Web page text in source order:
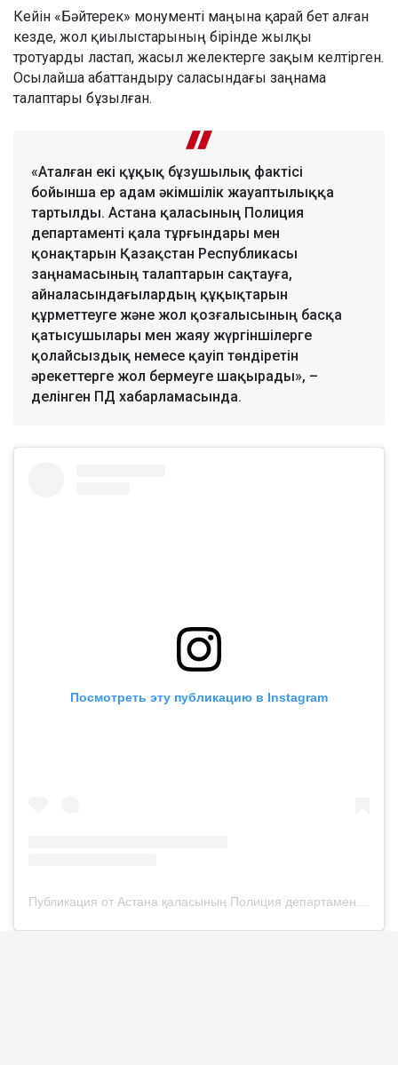
Кейін «Бәйтерек» монументі маңына қарай бет алған
кезде, жол қиылыстарының бірінде жылқы
тротуарды ластап, жасыл желектерге зақым келтірген.
Осылайша абаттандыру саласындағы заңнама
талаптары бұзылған.
«Аталған екі құқық бұзушылық фактісі
бойынша ер адам әкімшілік жауаптылыққа
тартылды. Астана қаласының Полиция
департаменті қала тұрғындары мен
қонақтарын Қазақстан Республикасы
заңнамасының талаптарын сақтауға,
айналасындағылардың құқықтарын
құрметтеуге және жол қозғалысының басқа
қатысушылары мен жаяу жүргіншілерге
қолайсыздық немесе қауіп төндіретін
әрекеттерге жол бермеуге шақырады», –
делінген ПД хабарламасында.
Посмотреть эту публикацию в Instagram